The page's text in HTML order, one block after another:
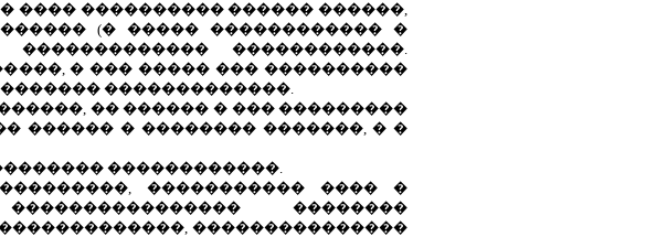
���� ���������� ������ ������,
(� ����� ������������ �
������������.
� ��� ����� ��� ����������
�������������.
�� ������ � ��� ���������
������ � �������� �������, � �
������������.
����������� ���� �
��������
���������������